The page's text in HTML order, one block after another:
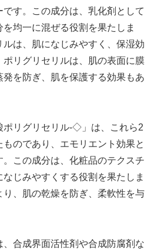
す。この成分は、乳化剤として
均一に混ぜる役割を果たしま
は、肌になじみやすく、保湿効
リグリセリルは、肌の表面に膜
を防ぎ、肌を保護する効果もあ
ポリグリセリル-◇」は、これら2
のであり、エモリエント効果と
この成分は、化粧品のテクスチ
じみやすくする役割を果たしま
、肌の乾燥を防ぎ、柔軟性を与
合成界面活性剤や合成防腐剤な